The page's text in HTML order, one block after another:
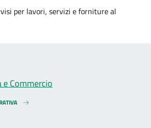
per lavori, servizi e forniture al
Commercio